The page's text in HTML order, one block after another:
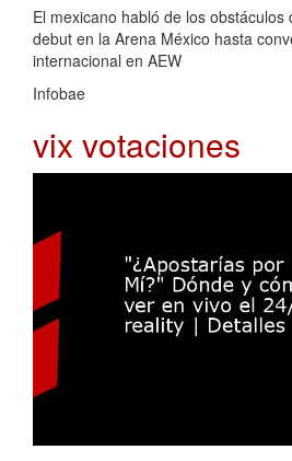
El mexicano habló de los
debut en la Arena México hasta
internacional en AEW
Infobae
vix votaciones